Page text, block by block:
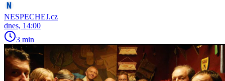
NESPECHEJ.cz
dnes, 14:00
3 min